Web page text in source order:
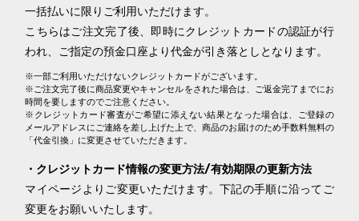
一括払いに限りご利用いただけます。
こちらはご注文完了後、即時にクレジットカードの認証が行
われ、ご指定の預金口座より代金が引き落としとなります。
※一部ご利用いただけないクレジットカードがございます。
※ご注文完了後に商品変更やキャンセルをされた場合は、ご返金完了までにお
時間を要しますのでご注意ください。
※クレジットカード審査がご希望に添えない結果となった場合は、ご登録の
メールアドレスにご連絡を差し上げた上で、商品のお届けのため手数料無料の
「代金引換」に変更させていただきます。
・クレジットカード情報の変更方法/有効期限の更新方法
マイページよりご変更いただけます。下記の手順に沿ってご
変更をお願いいたします。